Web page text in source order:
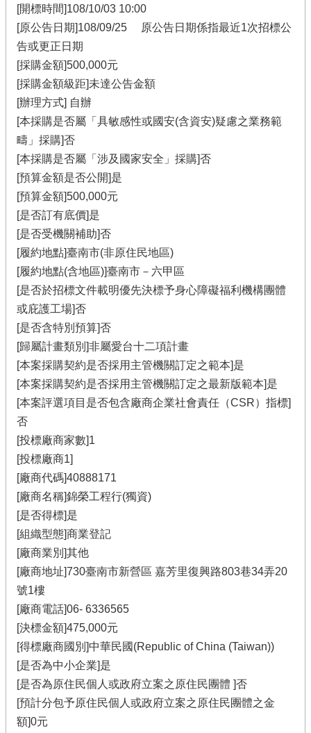
[開標時間]108/10/03 10:00
[原公告日期]108/09/25 原公告日期係指最近1次招標公
告或更正日期
[採購金額]500,000元
[採購金額級距]未達公告金額
[辦理方式] 自辦
[本採購是否屬「具敏感性或國安(含資安)疑慮之業務範
疇」採購]否
[本採購是否屬「涉及國家安全」採購]否
[預算金額是否公開]是
[預算金額]500,000元
[是否訂有底價]是
[是否受機關補助]否
[履約地點]臺南市(非原住民地區)
[履約地點(含地區)]臺南市－六甲區
[是否於招標文件載明優先決標予身心障礙福利機構團體
或庇護工場]否
[是否含特別預算]否
[歸屬計畫類別]非屬愛台十二項計畫
[本案採購契約是否採用主管機關訂定之範本]是
[本案採購契約是否採用主管機關訂定之最新版範本]是
[本案評選項目是否包含廠商企業社會責任（CSR）指標]
否
[投標廠商家數]1
[投標廠商1]
[廠商代碼]40888171
[廠商名稱]錦榮工程行(獨資)
[是否得標]是
[組織型態]商業登記
[廠商業別]其他
[廠商地址]730臺南市新營區 嘉芳里復興路803巷34弄20
號1樓
[廠商電話]06- 6336565
[決標金額]475,000元
[得標廠商國別]中華民國(Republic of China (Taiwan))
[是否為中小企業]是
[是否為原住民個人或政府立案之原住民團體 ]否
[預計分包予原住民個人或政府立案之原住民團體之金
額]0元